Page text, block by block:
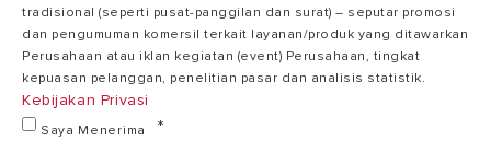
tradisional (seperti pusat-panggilan dan surat) – seputar promosi
dan pengumuman komersil terkait layanan/produk yang ditawarkan
Perusahaan atau iklan kegiatan (event) Perusahaan, tingkat
kepuasan pelanggan, penelitian pasar dan analisis statistik.
Kebijakan Privasi
Saya Menerima